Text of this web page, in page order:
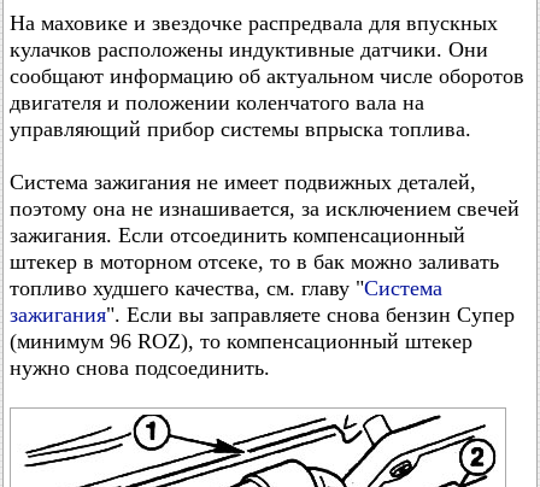
На маховике и звездочке распредвала для впускных
кулачков расположены индуктивные датчики. Они
сообщают информацию об актуальном числе оборотов
двигателя и положении коленчатого вала на
управляющий прибор системы впрыска топлива.
Система зажигания не имеет подвижных деталей,
поэтому она не изнашивается, за исключением свечей
зажигания. Если отсоединить компенсационный
штекер в моторном отсеке, то в бак можно заливать
топливо худшего качества, см. главу "Система
зажигания". Если вы заправляете снова бензин Супер
(минимум 96 ROZ), то компенсационный штекер
нужно снова подсоединить.